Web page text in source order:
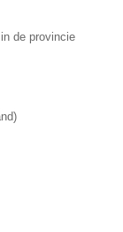
de provincie
)